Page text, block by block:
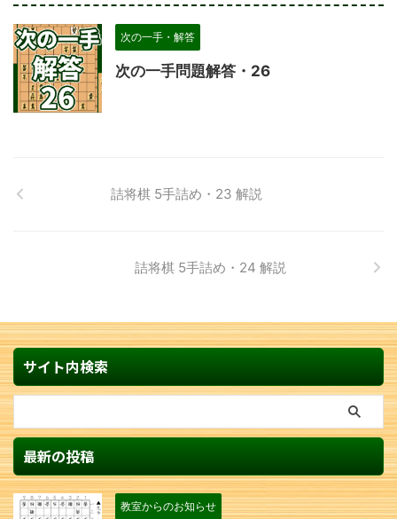
次の一手・解答
次の一手問題解答・26
詰将棋 5手詰め・23 解説
詰将棋 5手詰め・24 解説
サイト内検索
最新の投稿
教室からのお知らせ